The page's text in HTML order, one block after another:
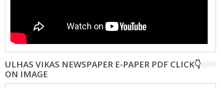
ULHAS VIKAS NEWSPAPER E-PAPER PDF CLICK👇
ON IMAGE